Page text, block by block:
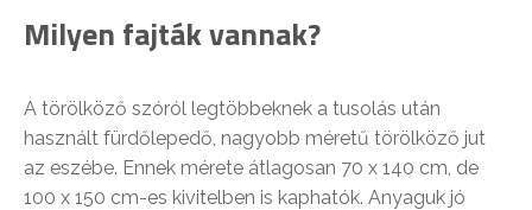
Milyen fajták vannak?
A törölköző szóról legtöbbeknek a tusolás után
használt fürdőlepedő, nagyobb méretű törölköző jut
az eszébe. Ennek mérete átlagosan 70 x 140 cm, de
100 x 150 cm-es kivitelben is kaphatók. Anyaguk jó